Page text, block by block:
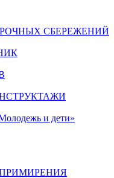
СБЕРЕЖЕНИЙ
и дети»